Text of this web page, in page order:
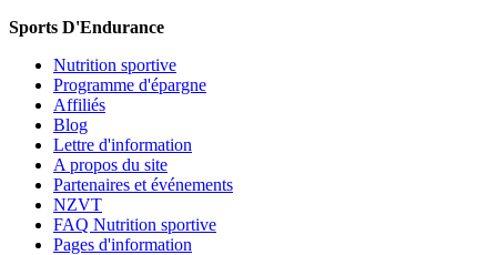
Sports D'Endurance
Nutrition sportive
Programme d'épargne
Affiliés
Blog
Lettre d'information
A propos du site
Partenaires et événements
NZVT
FAQ Nutrition sportive
Pages d'information